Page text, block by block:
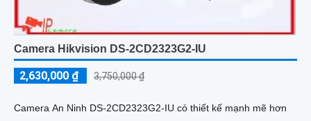
Camera Hikvision DS-2CD2323G2-IU
2,630,000 ₫ 3,750,000 ₫
Camera An Ninh DS-2CD2323G2-IU có thiết kế mạnh mẽ hơn